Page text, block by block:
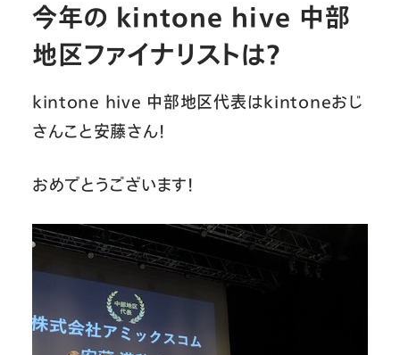
今年の kintone hive 中部
地区ファイナリストは？
kintone hive 中部地区代表はkintoneおじ
さんこと安藤さん！
おめでとうございます！